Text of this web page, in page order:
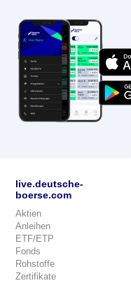
live.deutsche-
boerse.com
Aktien
Anleihen
ETF/ETP
Fonds
Rohstoffe
Zertifikate